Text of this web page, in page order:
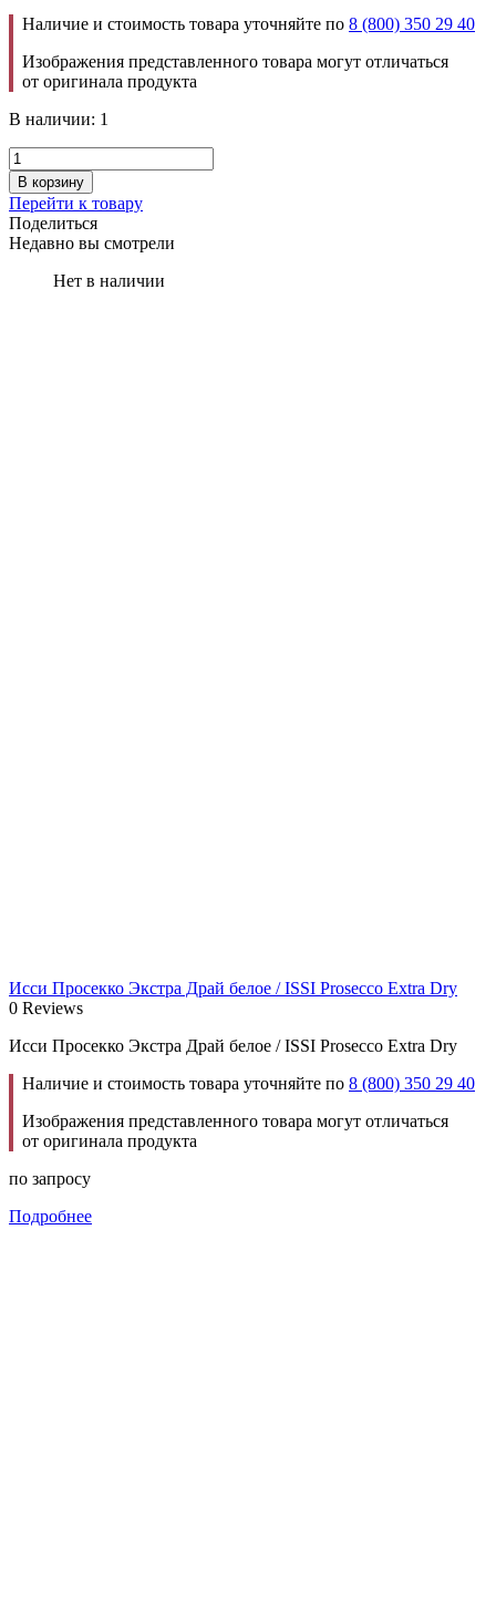
Наличие и стоимость товара уточняйте по 8 (800) 350 29 40
Изображения представленного товара могут отличаться
от оригинала продукта
В наличии: 1
В корзину
Перейти к товару
Поделиться
Недавно вы смотрели
Нет в наличии
Исси Просекко Экстра Драй белое / ISSI Prosecco Extra Dry
0 Reviews
Исси Просекко Экстра Драй белое / ISSI Prosecco Extra Dry
Наличие и стоимость товара уточняйте по 8 (800) 350 29 40
Изображения представленного товара могут отличаться
от оригинала продукта
по запросу
Подробнее